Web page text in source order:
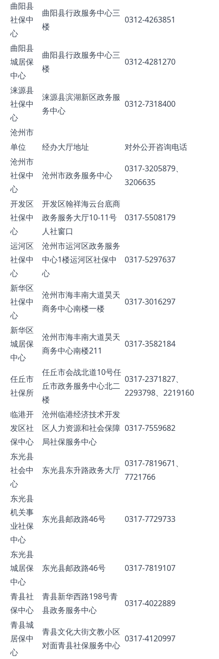
曲阳县
社保中
心
曲阳县行政服务中心三
楼
0312-4263851
曲阳县
城居保
中心
曲阳县行政服务中心三
楼
0312-4281270
涞源县
社保中
心
涞源县滨湖新区政务服
务中心
0312-7318400
沧州市
单位
经办大厅地址
对外公开咨询电话
沧州市
社保中
心
沧州市政务服务中心
0317-3205879、
3206635
开发区
社保中
心
开发区翰祥海云台底商
政务服务大厅10-11号
人社窗口
0317-5508179
运河区
社保中
心
沧州市运河区政务服务
中心1楼运河区社保中
心
0317-5297637
新华区
社保中
心
沧州市海丰南大道昊天
商务中心南楼一楼
0317-3016297
新华区
城居保
中心
沧州市海丰南大道昊天
商务中心南楼211
0317-3582184
任丘市
社保所
任丘市会战北道10号任
丘市政务服务中心北二
楼
0317-2371827、
2293798、2219160
临港开
发区社
保中心
沧州临港经济技术开发
区人力资源和社会保障
局社保服务中心
0317-7559682
东光县
社会中
心
东光县东升路政务大厅
0317-7819671、
7721766
东光县
机关事
业社保
中心
东光县邮政路46号 0317-7729733
东光县
城居保
中心
东光县邮政路46号 0317-7819107
青县社
保中心
青县新华西路198号青
县政务服务中心
0317-4022889
青县城
居保中
心
青县文化大街文教小区
对面青县社保服务中心
0317-4120997